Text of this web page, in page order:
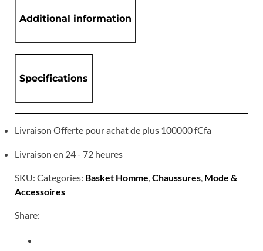
Additional information
Specifications
Livraison Offerte pour achat de plus 100000 fCfa
Livraison en 24 - 72 heures
SKU:Categories: Basket Homme ,Chaussures Mode &
Accessoires
Share: